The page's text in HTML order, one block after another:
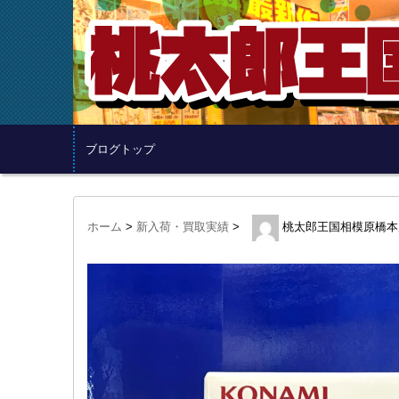
ブログトップ
ホーム > 新入荷・買取実績 > 桃太郎王国相模原橋